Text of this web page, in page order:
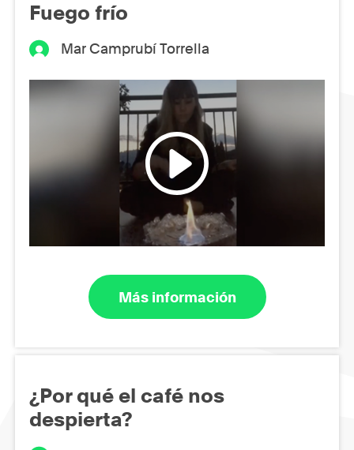
Fuego frío
Mar Camprubí Torrella
Más información
¿Por qué el café nos
despierta?